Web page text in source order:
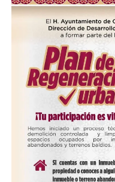
Me gusta esto:
Loading…